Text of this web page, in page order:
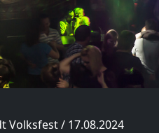
Volksfest / 17.08.2024